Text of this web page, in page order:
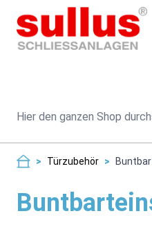
Direkt zum Inhalt
Suche
> Türzubehör >